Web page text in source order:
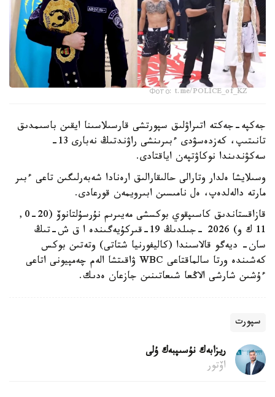
Фото: t.me/POLICE_of_KZ
جەكپە-جەكتە اتىراۋلىق سپورتشى قارسىلاسىنا ايقىن باسىمدىق
تانىتىپ، كەزدەسۋدى ءبىرىنشى راۋندتىڭ نەبارى 13-
سەكۋندىندا نوكاۋتپەن اياقتادى.
وسىلايشا ەلدار وتارالى حالىقارالىق ارەنادا شەبەرلىگىن تاعى ءبىر
مارتە دالەلدەپ، ەل نامىسىن ابىرويمەن قورعادى.
قازاقستاندىق كاسىپقوي بوكسشى مەيىرىم نۇرسۇلتانوۆ (20-0,
11 ك و) 2026 -جىلدىڭ 19-قىركۇيەگىندە ا ق ش-تىڭ
سان- ديەگو قالاسىندا (كاليفورنيا شتاتى) وتەتىن بوكس
كەشىندە ورتا سالماقتاعى WBC ۋاقىتشا الەم چەمپيونى اتاعى
ءۇشىن شارشى الاڭعا شىعاتىنىن جازعان ەدىك.
سپورت
ريزابەك نۇسىپبەك ۇلى
اۆتور